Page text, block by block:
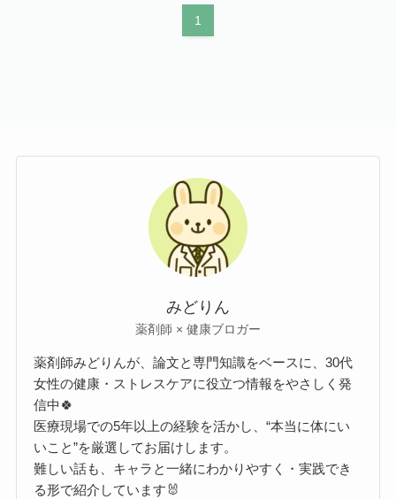
1
みどりん
薬剤師 × 健康ブロガー
薬剤師みどりんが、論文と専門知識をベースに、30代
女性の健康・ストレスケアに役立つ情報をやさしく発
信中🍀
医療現場での5年以上の経験を活かし、“本当に体にい
いこと”を厳選してお届けします。
難しい話も、キャラと一緒にわかりやすく・実践でき
る形で紹介しています🐰